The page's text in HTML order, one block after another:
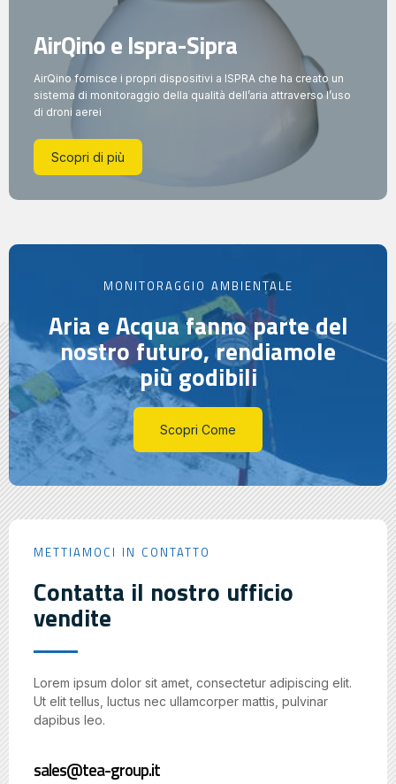
AirQino e Ispra-Sipra
AirQino fornisce i propri dispositivi a ISPRA che ha creato un
sistema di monitoraggio della qualità dell’aria attraverso l’uso
di droni aerei
Scopri di più
MONITORAGGIO AMBIENTALE​
Aria e Acqua fanno parte del
nostro futuro, rendiamole
più godibili
Scopri Come
METTIAMOCI IN CONTATTO
Contatta il nostro ufficio
vendite
Lorem ipsum dolor sit amet, consectetur adipiscing elit.
Ut elit tellus, luctus nec ullamcorper mattis, pulvinar
dapibus leo.
sales@tea-group.it